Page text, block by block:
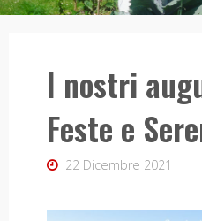
I nostri
Feste e
22 Dicembre 2021